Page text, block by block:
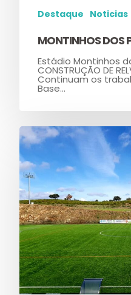
Destaque Noticias
MONTINHOS DOS
Estádio Montinhos
CONSTRUÇÃO DE
Continuam os
Base…